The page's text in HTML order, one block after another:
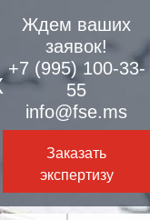
Ждем ваших
заявок!
+7 (995) 100-33-
55
info@fse.ms
Заказать
экспертизу